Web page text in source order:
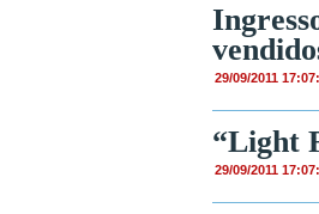
29/09/2011
“Light
29/09/2011